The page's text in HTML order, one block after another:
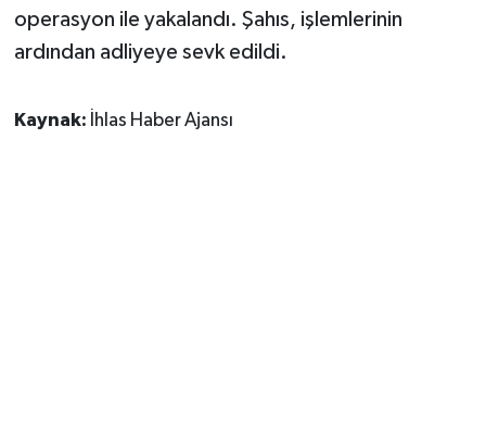
operasyon ile yakalandı. Şahıs, işlemlerinin
ardından adliyeye sevk edildi.
Kaynak: İhlas Haber Ajansı